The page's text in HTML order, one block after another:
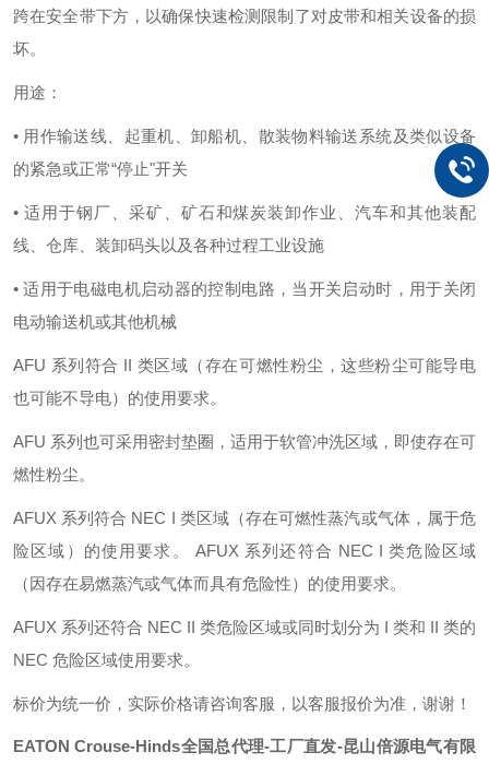
跨在安全带下方，以确保快速检测限制了对皮带和相关设备的损
坏。
用途：
• 用作输送线、起重机、卸船机、散装物料输送系统及类似设备
的紧急或正常“停止"开关
• 适用于钢厂、采矿、矿石和煤炭装卸作业、汽车和其他装配
线、仓库、装卸码头以及各种过程工业设施
• 适用于电磁电机启动器的控制电路，当开关启动时，用于关闭
电动输送机或其他机械
AFU 系列符合 II 类区域（存在可燃性粉尘，这些粉尘可能导电
也可能不导电）的使用要求。
AFU 系列也可采用密封垫圈，适用于软管冲洗区域，即使存在可
燃性粉尘。
AFUX 系列符合 NEC I 类区域（存在可燃性蒸汽或气体，属于危
险区域）的使用要求。 AFUX 系列还符合 NEC I 类危险区域
（因存在易燃蒸汽或气体而具有危险性）的使用要求。
AFUX 系列还符合 NEC II 类危险区域或同时划分为 I 类和 II 类的
NEC 危险区域使用要求。
标价为统一价，实际价格请咨询客服，以客服报价为准，谢谢！
EATON Crouse-Hinds全国总代理-工厂直发-昆山倍源电气有限